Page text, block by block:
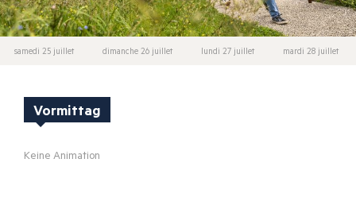
samedi 25 juillet dimanche 26 juillet lundi 27 juillet mardi 28 juillet
Vormittag
Keine Animation